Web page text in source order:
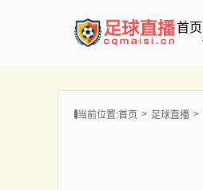
首页
当前位置:首页 足球直播